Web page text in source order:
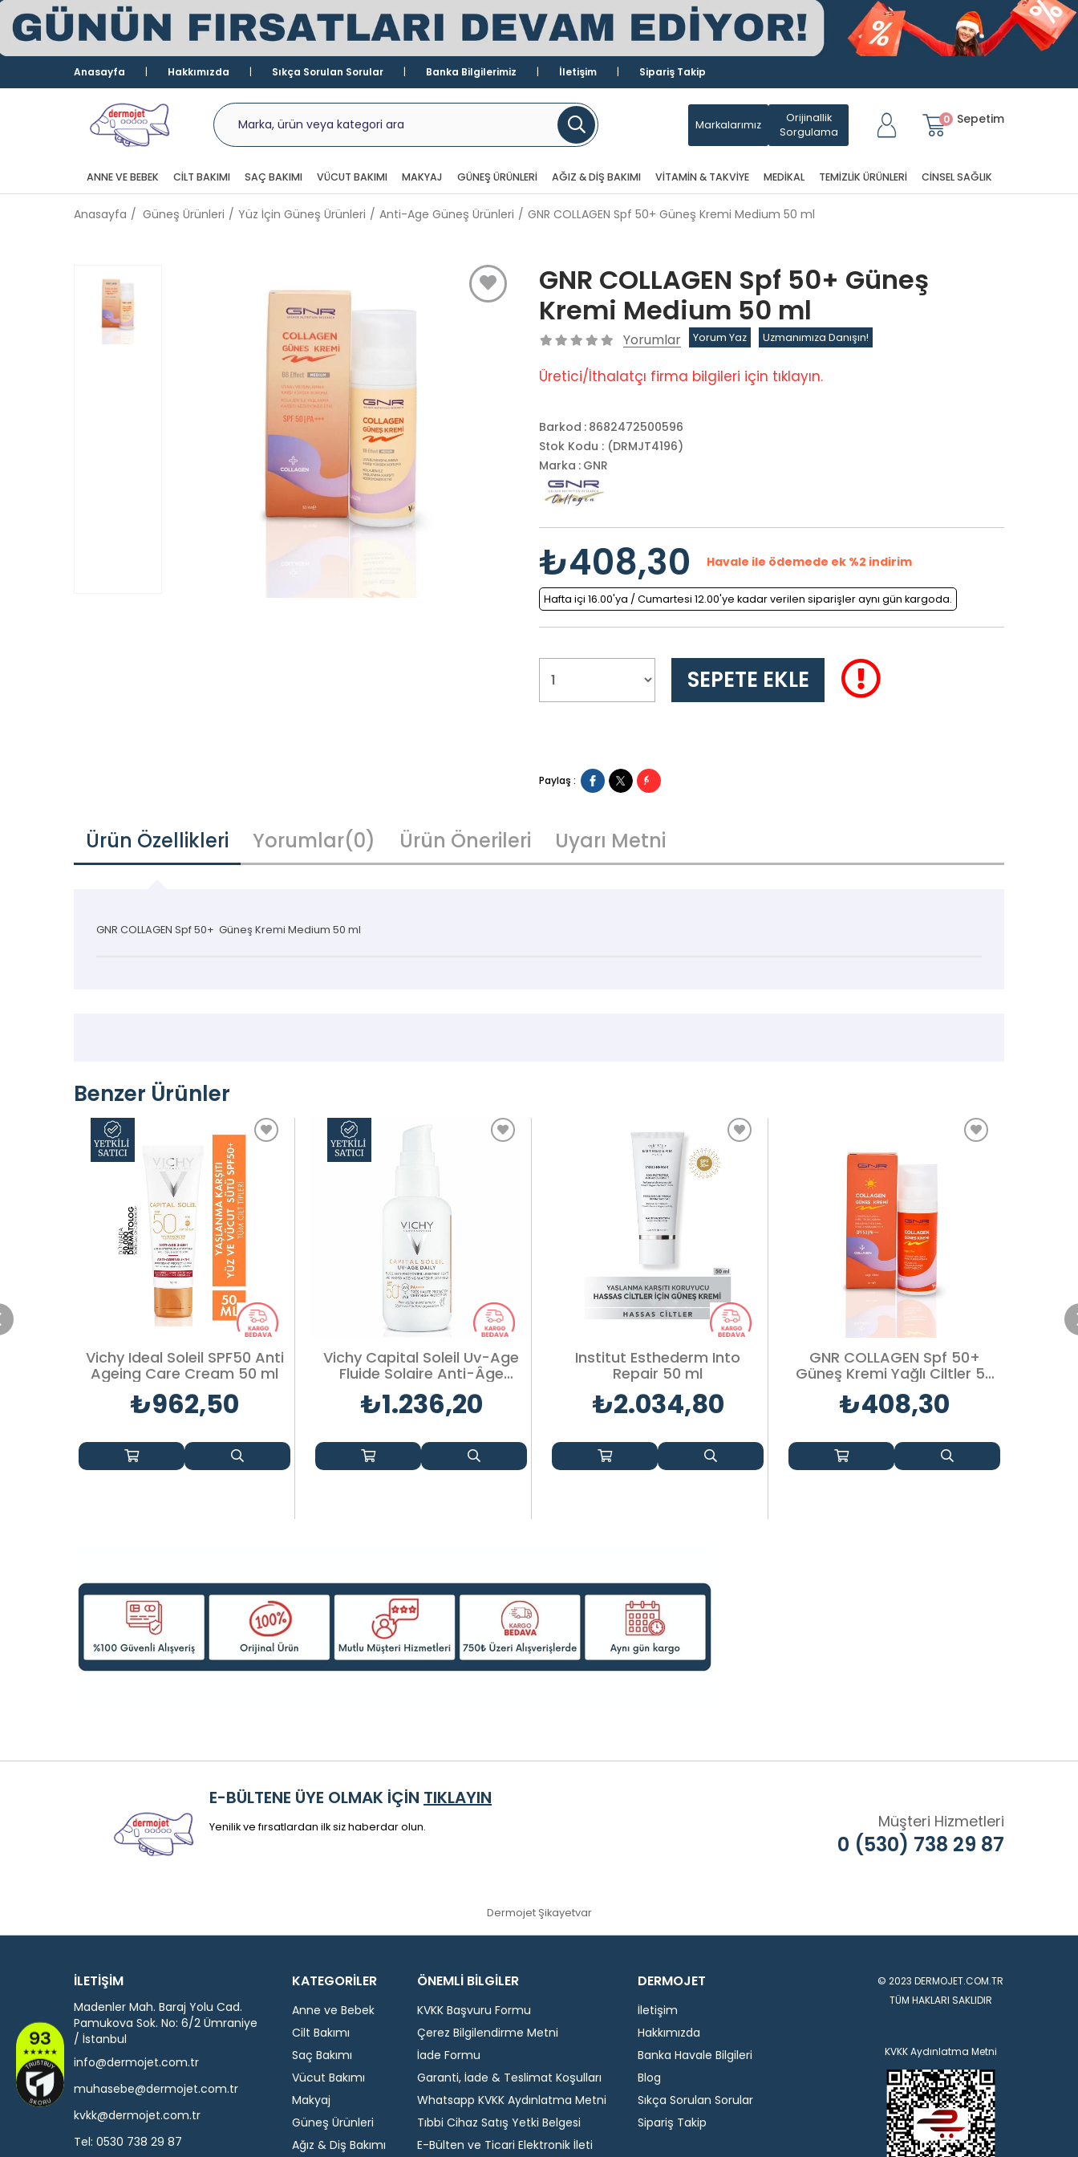
Anasayfa Hakkımızda Sıkça Sorulan Sorular Banka Bilgilerimiz İletişim Sipariş Takip
Sepetim
0
Markalarımız
Orijinallik
Sorgulama
ANNE VE BEBEK CILT BAKIMI SAÇ BAKIMI VÜCUT BAKIMI MAKYAJ GÜNEŞ ÜRÜNLERI AĞIZ & DIŞ BAKIMI VITAMIN & TAKVIYE MEDIKAL TEMIZLIK ÜRÜNLERI CINSEL SAĞLIK
Anasayfa Güneş Ürünleri Yüz İçin Güneş Ürünleri Anti-Age Güneş Ürünleri GNR COLLAGEN Spf 50+ Güneş Kremi Medium 50 ml
GNR COLLAGEN Spf 50+ Güneş
Kremi Medium 50 ml
Yorumlar Yorum Yaz Uzmanımıza Danışın!
Üretici/İthalatçı firma bilgileri için tıklayın.
Barkod : 8682472500596
Stok Kodu
(DRMJT4196)
Marka : GNR
₺408,30 Havale ile ödemede ek %2 indirim
Hafta içi 16.00'ya / Cumartesi 12.00'ye kadar verilen siparişler aynı gün kargoda.
Paylaş :
Ürün Özellikleri Yorumlar(0) Ürün Önerileri Uyarı Metni
GNR COLLAGEN Spf 50+ Güneş Kremi Medium 50 ml
Benzer Ürünler
Vichy Ideal Soleil SPF50 Anti
Ageing Care Cream 50 ml
₺962,50
Vichy Capital Soleil Uv-Age
Fluide Solaire Anti-Âge
Teinté Sfp50+
₺1.236,20
Institut Esthederm Into
Repair 50 ml
₺2.034,80
GNR COLLAGEN Spf 50+
Güneş Kremi Yağlı Ciltler 50
ml
₺408,30
E-BÜLTENE ÜYE OLMAK İÇİN TIKLAYIN
Yenilik ve fırsatlardan ilk siz haberdar olun. Müşteri Hizmetleri
0 (530) 738 29 87
Dermojet Şikayetvar
İLETİŞİM
Madenler Mah. Baraj Yolu Cad.
Pamukova Sok. No: 6/2 Ümraniye
/ İstanbul
info@dermojet.com.tr
muhasebe@dermojet.com.tr
kvkk@dermojet.com.tr
Tel: 0530 738 29 87
KATEGORİLER
Anne ve Bebek
Cilt Bakımı
Saç Bakımı
Vücut Bakımı
Makyaj
Güneş Ürünleri
Ağız & Diş Bakımı
ÖNEMLİ BİLGİLER
KVKK Başvuru Formu
Çerez Bilgilendirme Metni
İade Formu
Garanti, İade & Teslimat Koşulları
Whatsapp KVKK Aydınlatma Metni
Tıbbi Cihaz Satış Yetki Belgesi
E-Bülten ve Ticari Elektronik İleti
DERMOJET
İletişim
Hakkımızda
Banka Havale Bilgileri
Blog
Sıkça Sorulan Sorular
Sipariş Takip
© 2023 DERMOJET.COM.TR
TÜM HAKLARI SAKLIDIR
KVKK Aydınlatma Metni